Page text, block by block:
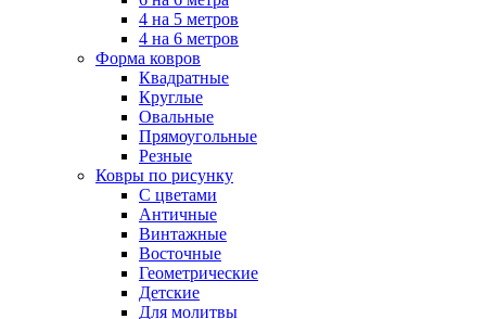
4 на 5 метров
4 на 6 метров
Форма ковров
Квадратные
Круглые
Овальные
Прямоугольные
Резные
Ковры по рисунку
C цветами
Античные
Винтажные
Восточные
Геометрические
Детские
Для молитвы